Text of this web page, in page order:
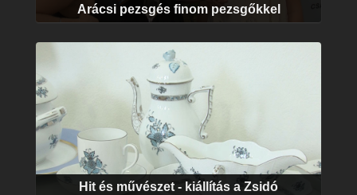
Arácsi pezsgés finom pezsgőkkel
Hit és művészet - kiállítás a Zsidó